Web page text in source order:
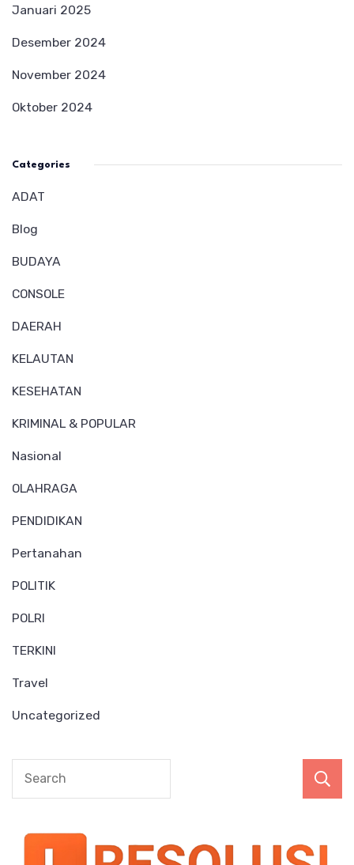
Januari 2025
Desember 2024
November 2024
Oktober 2024
Categories
ADAT
Blog
BUDAYA
CONSOLE
DAERAH
KELAUTAN
KESEHATAN
KRIMINAL & POPULAR
Nasional
OLAHRAGA
PENDIDIKAN
Pertanahan
POLITIK
POLRI
TERKINI
Travel
Uncategorized